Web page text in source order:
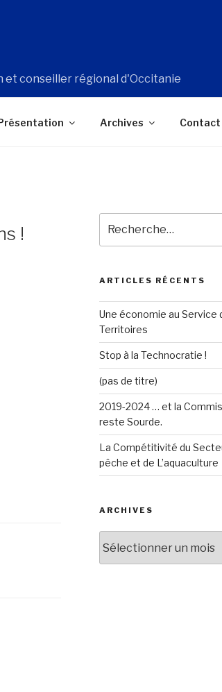
et conseiller régional d'Occitanie
Archives Contact
!
pour
ARTICLES RÉCENTS
Une économie au
Territoires
Stop à la Technocratie !
(pas de titre)
2019-2024 … et la
reste Sourde.
La Compétitivité du
pêche et de L’aquaculture
ARCHIVES